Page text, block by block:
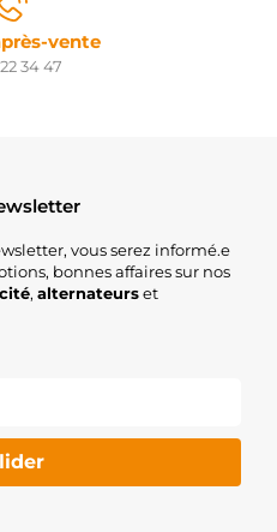
vente
34 47
vous serez informé.e
bonnes affaires sur nos
, alternateurset